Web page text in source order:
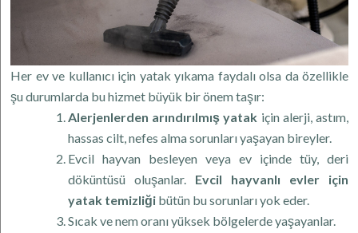
Her ev ve kullanıcı için yatak yıkama faydalı olsa da özellikle
şu durumlarda bu hizmet büyük bir önem taşır:
Alerjenlerden arındırılmış yatak için alerji, astım,
hassas cilt, nefes alma sorunları yaşayan bireyler.
Evcil hayvan besleyen veya ev içinde tüy, deri
döküntüsü oluşanlar. Evcil hayvanlı evler için
yatak temizliği bütün bu sorunları yok eder.
Sıcak ve nem oranı yüksek bölgelerde yaşayanlar.